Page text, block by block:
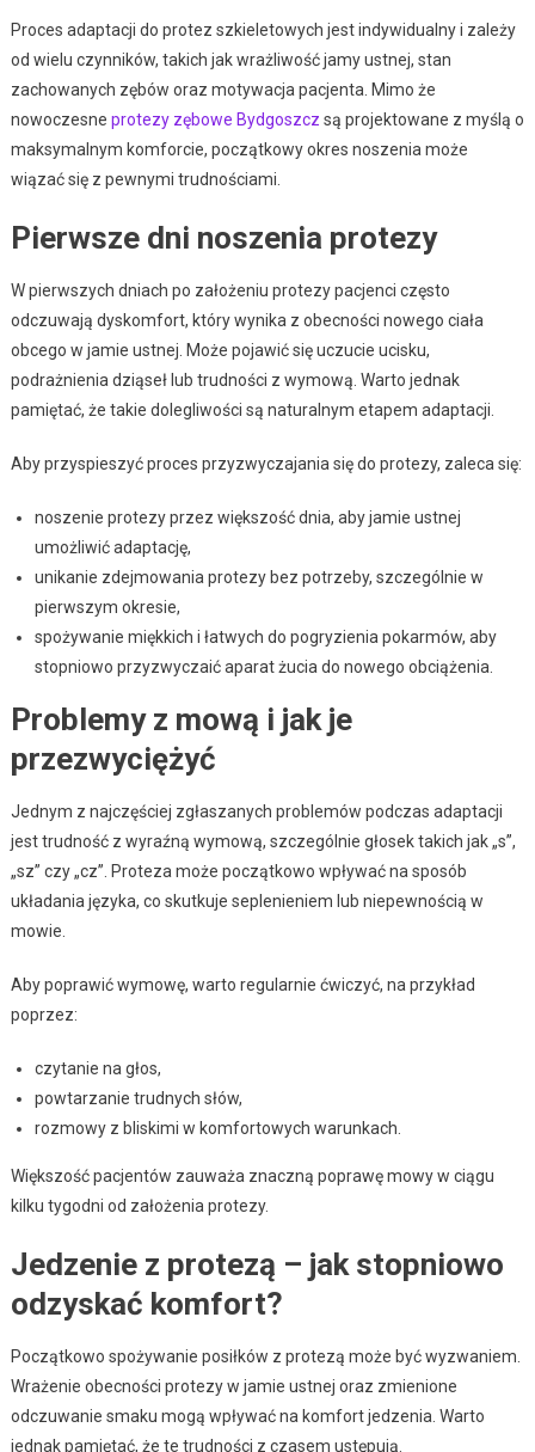
Proces adaptacji do protez szkieletowych jest indywidualny i zależy
od wielu czynników, takich jak wrażliwość jamy ustnej, stan
zachowanych zębów oraz motywacja pacjenta. Mimo że
nowoczesne protezy zębowe Bydgoszcz są projektowane z myślą o
maksymalnym komforcie, początkowy okres noszenia może
wiązać się z pewnymi trudnościami.
Pierwsze dni noszenia protezy
W pierwszych dniach po założeniu protezy pacjenci często
odczuwają dyskomfort, który wynika z obecności nowego ciała
obcego w jamie ustnej. Może pojawić się uczucie ucisku,
podrażnienia dziąseł lub trudności z wymową. Warto jednak
pamiętać, że takie dolegliwości są naturalnym etapem adaptacji.
Aby przyspieszyć proces przyzwyczajania się do protezy, zaleca się:
noszenie protezy przez większość dnia, aby jamie ustnej
umożliwić adaptację,
unikanie zdejmowania protezy bez potrzeby, szczególnie w
pierwszym okresie,
spożywanie miękkich i łatwych do pogryzienia pokarmów, aby
stopniowo przyzwyczaić aparat żucia do nowego obciążenia.
Problemy z mową i jak je
przezwyciężyć
Jednym z najczęściej zgłaszanych problemów podczas adaptacji
jest trudność z wyraźną wymową, szczególnie głosek takich jak „s”,
„sz” czy „cz”. Proteza może początkowo wpływać na sposób
układania języka, co skutkuje seplenieniem lub niepewnością w
mowie.
Aby poprawić wymowę, warto regularnie ćwiczyć, na przykład
poprzez:
czytanie na głos,
powtarzanie trudnych słów,
rozmowy z bliskimi w komfortowych warunkach.
Większość pacjentów zauważa znaczną poprawę mowy w ciągu
kilku tygodni od założenia protezy.
Jedzenie z protezą – jak stopniowo
odzyskać komfort?
Początkowo spożywanie posiłków z protezą może być wyzwaniem.
Wrażenie obecności protezy w jamie ustnej oraz zmienione
odczuwanie smaku mogą wpływać na komfort jedzenia. Warto
jednak pamiętać, że te trudności z czasem ustępują.